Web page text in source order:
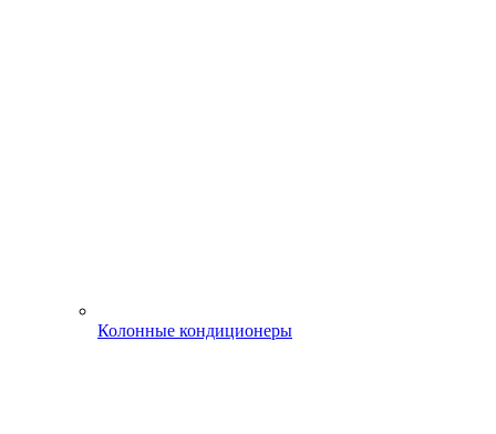
Колонные кондиционеры